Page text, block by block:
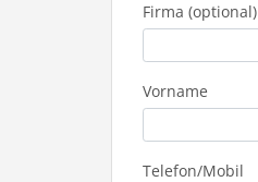
Firma (optional)
Vorname
Telefon/Mobil